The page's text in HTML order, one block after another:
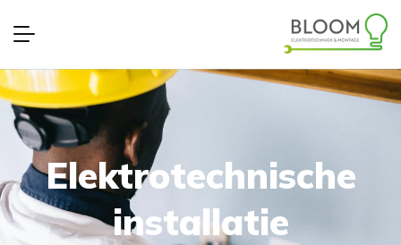
Elektrotechnische
installatie